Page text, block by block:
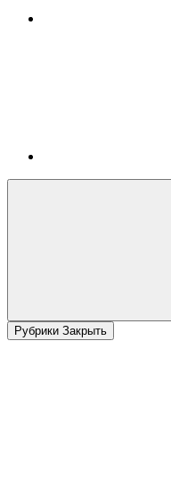
Рубрики Закрыть